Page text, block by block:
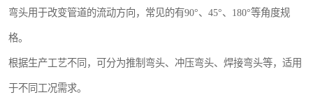
弯头用于改变管道的流动方向，常见的有90°、45°、180°等角度规
格。
根据生产工艺不同，可分为推制弯头、冲压弯头、焊接弯头等，适用
于不同工况需求。